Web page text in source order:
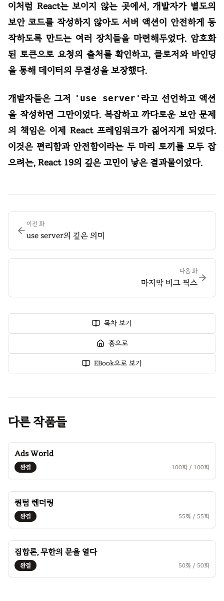
이처럼 React는 보이지 않는 곳에서, 개발자가 별도의
보안 코드를 작성하지 않아도 서버 액션이 안전하게 동
작하도록 만드는 여러 장치들을 마련해두었다. 암호화
된 토큰으로 요청의 출처를 확인하고, 클로저와 바인딩
을 통해 데이터의 무결성을 보장했다.
개발자들은 그저 'use server'라고 선언하고 액션
을 작성하면 그만이었다. 복잡하고 까다로운 보안 문제
의 책임은 이제 React 프레임워크가 짊어지게 되었다.
이것은 편리함과 안전함이라는 두 마리 토끼를 모두 잡
으려는, React 19의 깊은 고민이 낳은 결과물이었다.
이전 화
use server의 깊은 의미
다음 화
마지막 버그 픽스
목차 보기
홈으로
EBook으로 보기
다른 작품들
Ads World
완결 100화 / 100화
퀀텀 렌더링
완결 55화 / 55화
집합론, 무한의 문을 열다
완결 50화 / 50화